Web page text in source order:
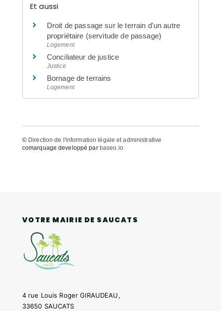
Et aussi
Droit de passage sur le terrain d'un autre
propriétaire (servitude de passage)
Logement
Conciliateur de justice
Justice
Bornage de terrains
Logement
© Direction de l'information légale et administrative
comarquage developpé par baseo.io
VOTRE MAIRIE DE SAUCATS
4 rue Louis Roger GIRAUDEAU,
33650 SAUCATS